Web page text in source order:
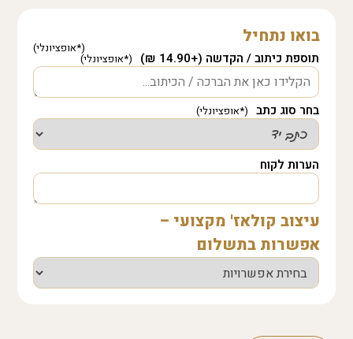
בואו נתחיל
תוספת כיתוב / הקדשה (+14.90 ₪)
בחר סוג כתב
הערות לקוח
עיצוב קולאז' מקצועי –
אפשרות בתשלום